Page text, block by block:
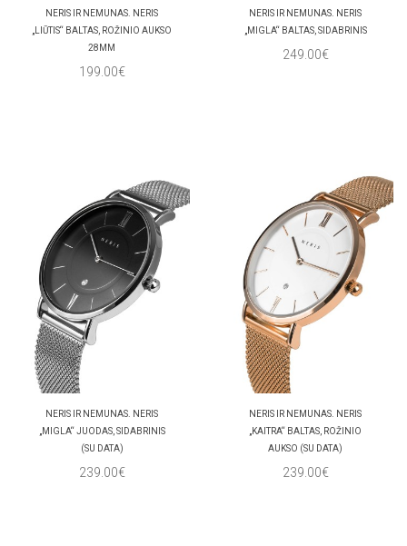
NERIS IR NEMUNAS. NERIS
„LIŪTIS“ BALTAS, ROŽINIO AUKSO
28MM
199.00€
NERIS IR NEMUNAS. NERIS
„MIGLA“ BALTAS, SIDABRINIS
249.00€
NERIS IR NEMUNAS. NERIS
„MIGLA“ JUODAS, SIDABRINIS
(SU DATA)
239.00€
NERIS IR NEMUNAS. NERIS
„KAITRA“ BALTAS, ROŽINIO
AUKSO (SU DATA)
239.00€